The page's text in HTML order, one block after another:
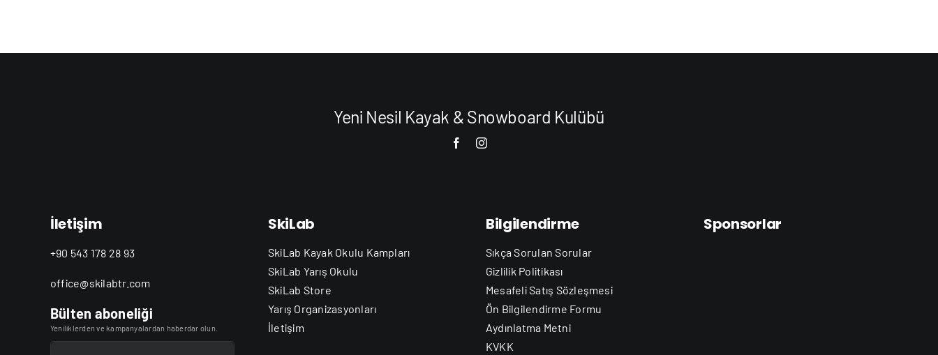
Yeni Nesil Kayak & Snowboard Kulübü
İletişim
+90 543 178 28 93
office@skilabtr.com
Bülten aboneliği
Yeniliklerden ve kampanyalardan haberdar olun.
SkiLab
SkiLab Kayak Okulu Kampları
SkiLab Yarış Okulu
SkiLab Store
Yarış Organizasyonları
İletişim
Bilgilendirme
Sıkça Sorulan Sorular
Gizlilik Politikası
Mesafeli Satış Sözleşmesi
Ön Bilgilendirme Formu
Aydınlatma Metni
KVKK
Sponsorlar